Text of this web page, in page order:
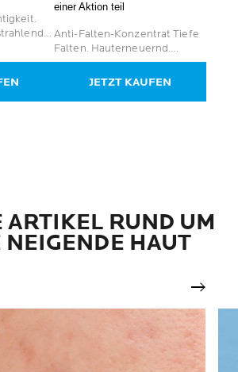
Sternen.
Bewertungen
einer Aktion teil
Anti-Falten-Konzentrat Tiefe
Falten. Hauterneuernd.
Hautregenerierend.
JETZT KAUFEN
ARTIKEL RUND UM
HAUT
Weiter